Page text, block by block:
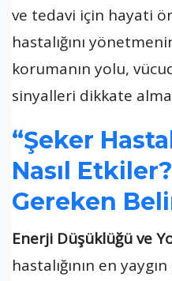
ve tedavi için hayati
hastalığını yönetmenin
korumanın yolu,
sinyalleri dikkate
“Şeker
Nasıl
Gereken
Enerji Düşüklüğü ve
hastalığının en